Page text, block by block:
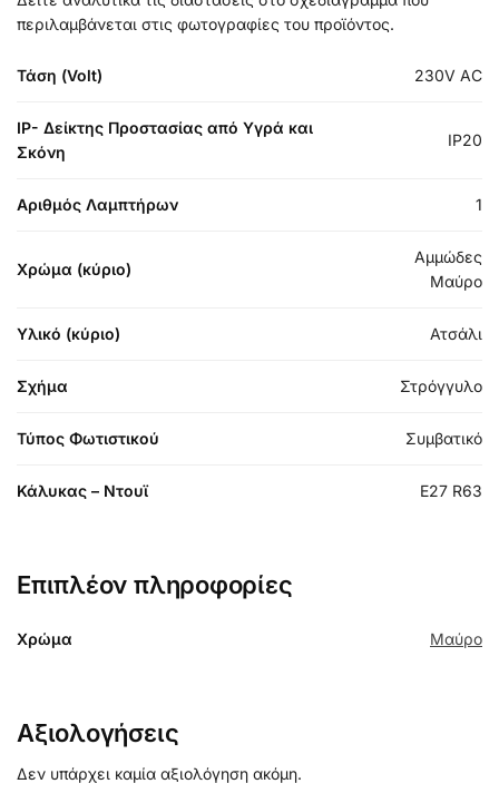
περιλαμβάνεται στις φωτογραφίες του προϊόντος.
Τάση (Volt) 230V AC
IP- Δείκτης Προστασίας από Υγρά και
Σκόνη
IP20
Αριθμός Λαμπτήρων 1
Χρώμα (κύριο)
Αμμώδες
Μαύρο
Υλικό (κύριο) Ατσάλι
Σχήμα Στρόγγυλο
Τύπος Φωτιστικού Συμβατικό
Κάλυκας – Ντουϊ E27 R63
Επιπλέον πληροφορίες
Χρώμα Μαύρο
Αξιολογήσεις
Δεν υπάρχει καμία αξιολόγηση ακόμη.